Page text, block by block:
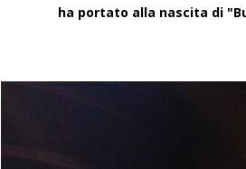
ha portato alla nascita di